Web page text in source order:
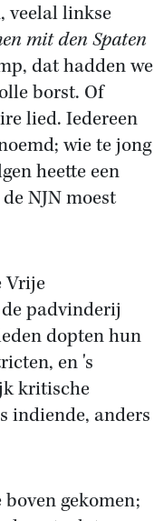
veelal linkse
mit den Spaten
dat hadden we
borst. Of
lied. Iedereen
wie te jong
heette een
NJN moest
Vrije
de padvinderij
dopten hun
en 's
kritische
indiende, anders
gekomen;